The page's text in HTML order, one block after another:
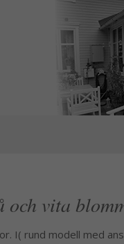
och vita
I( rund modell med